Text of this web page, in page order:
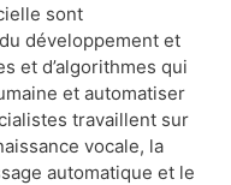
sont
développement et
et d’algorithmes qui
et automatiser
travaillent sur
vocale, la
automatique et le